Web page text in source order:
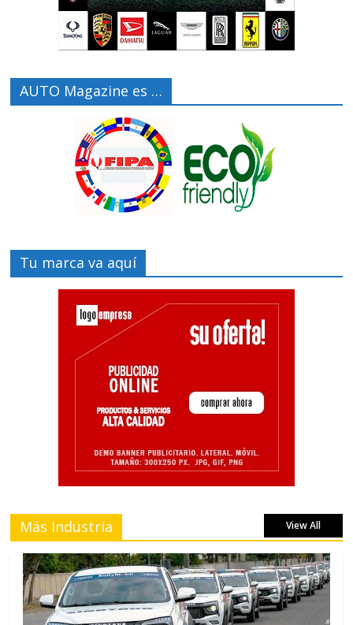
AUTO Magazine es …
Tu marca va aquí
Más Industria View All